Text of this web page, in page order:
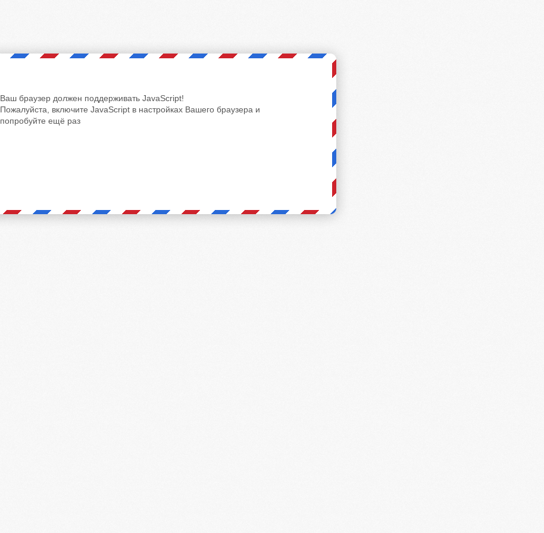
Ваш браузер должен поддерживать JavaScript!
Пожалуйста, включите JavaScript в настройках Вашего браузера и
попробуйте ещё раз